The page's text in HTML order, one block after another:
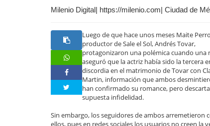
Milenio Digital| https://milenio.com| Ciudad de
Luego de que hace unos meses Maite
productor de Sale el Sol, Andrés Tovar,
protagonizaron una polémica cuando una
aseguró que la actriz había sido la tercera
discordia en el matrimonio de Tovar con
Martin, información que ambos
han confirmado su romance, pero
supuesta infidelidad.
Sin embargo, los seguidores de ambos arremetieron